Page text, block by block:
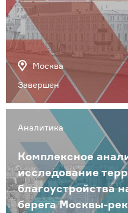
Москва
Завершен
Аналитика
Комплексное
исследование
благоустройства
берега Москвы-